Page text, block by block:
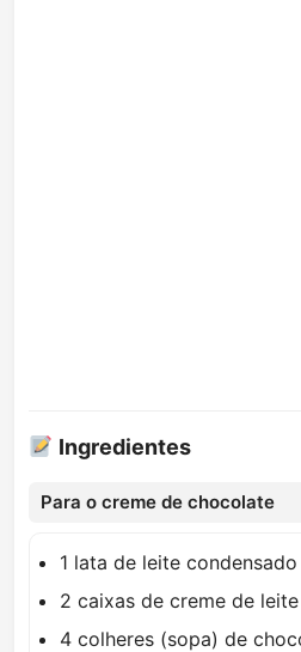
Ingredientes
Para o creme de chocolate
1 lata de leite
2 caixas de creme de
4 colheres (sopa) de